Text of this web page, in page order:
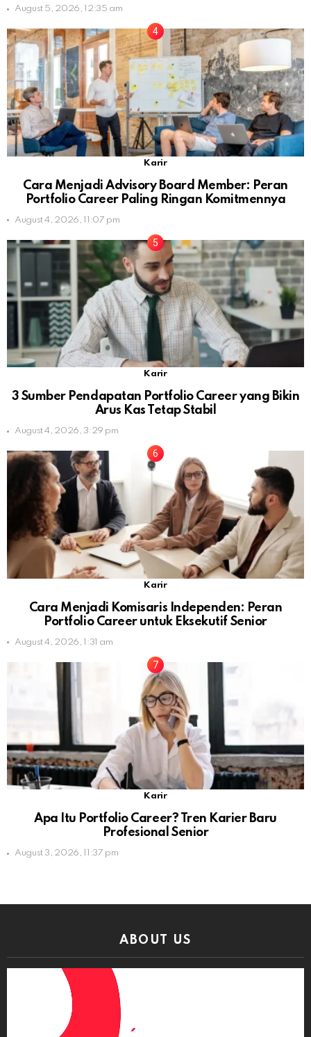
August 5, 2026, 12:35 am
Karir
Cara Menjadi Advisory Board Member: Peran
Portfolio Career Paling Ringan Komitmennya
August 4, 2026, 11:07 pm
Karir
3 Sumber Pendapatan Portfolio Career yang Bikin
Arus Kas Tetap Stabil
August 4, 2026, 3:29 pm
Karir
Cara Menjadi Komisaris Independen: Peran
Portfolio Career untuk Eksekutif Senior
August 4, 2026, 1:31 am
Karir
Apa Itu Portfolio Career? Tren Karier Baru
Profesional Senior
August 3, 2026, 11:37 pm
ABOUT US